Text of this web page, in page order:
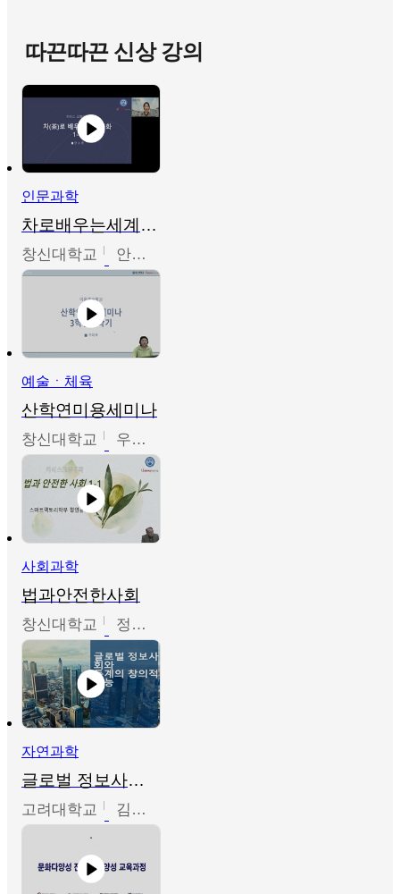
따끈따끈 신상 강의
인문과학
차로배우는세계문화
창신대학교 안소영
예술ㆍ체육
산학연미용세미나
창신대학교 우미옥,오윤경,박선이
사회과학
법과안전한사회
창신대학교 정연균
자연과학
글로벌 정보사회와 통계의 창의적 기능
고려대학교 김희영